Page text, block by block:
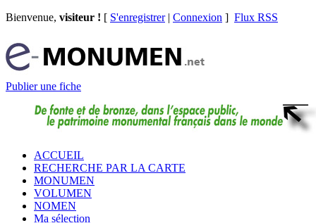
Bienvenue, visiteur ! [ S'enregistrer| Connexion ] Flux RSS
Publier une fiche
ACCUEIL
RECHERCHE PAR LA CARTE
MONUMEN
VOLUMEN
NOMEN
Ma sélection